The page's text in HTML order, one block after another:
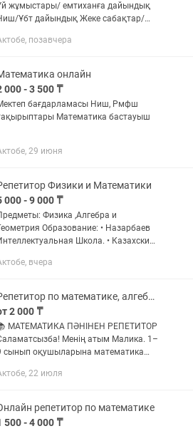
жұмыстары/ емтиханға дайындық
Ұбт дайындық Жеке сабақтар/
позавчера
онлайн
000 - 3 500 ₸
бағдарламасы Ниш, Рмфш
Математика бастауыш
29 июня
Физики и Математики
000 - 9 000 ₸
Физика ,Алгебра и
Образование: • Назарбаев
Школа. • Казахский
Фараби, факультет физико-
вчера
Репетитор по математике, алгебре и геометрии (Актобе)
2 000 ₸
МАТЕМАТИКА ПӘНІНЕН РЕПЕТИТОР
Менің атым Малика. 1–
сынып оқушыларына математика
беремін. Сабақ қазақ тілінде
22 июля
репетитор по математике
500 - 4 000 ₸